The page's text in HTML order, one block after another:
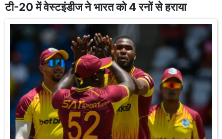
टी-20 में वेस्टइंडीज ने भारत को 4 रनों से हराया